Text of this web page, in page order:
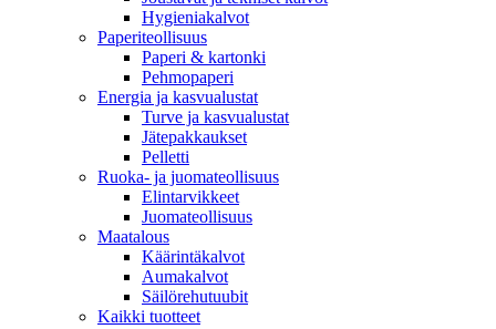
Hygieniakalvot
Paperiteollisuus
Paperi & kartonki
Pehmopaperi
Energia ja kasvualustat
Turve ja kasvualustat
Jätepakkaukset
Pelletti
Ruoka- ja juomateollisuus
Elintarvikkeet
Juomateollisuus
Maatalous
Käärintäkalvot
Aumakalvot
Säilörehutuubit
Kaikki tuotteet